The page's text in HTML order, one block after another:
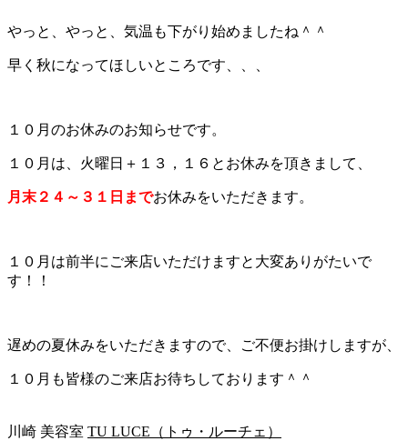
やっと、やっと、気温も下がり始めましたね＾＾
早く秋になってほしいところです、、、
１０月のお休みのお知らせです。
１０月は、火曜日＋１３，１６とお休みを頂きまして、
月末２４～３１日までお休みをいただきます。
１０月は前半にご来店いただけますと大変ありがたいで
す！！
遅めの夏休みをいただきますので、ご不便お掛けしますが、
１０月も皆様のご来店お待ちしております＾＾
川崎 美容室 TU LUCE（トゥ・ルーチェ）